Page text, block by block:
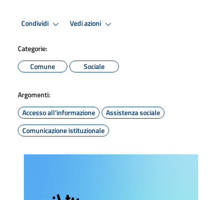
Condividi Vedi azioni
Categorie:
Comune
Sociale
Argomenti:
Accesso all'informazione
Assistenza sociale
Comunicazione istituzionale